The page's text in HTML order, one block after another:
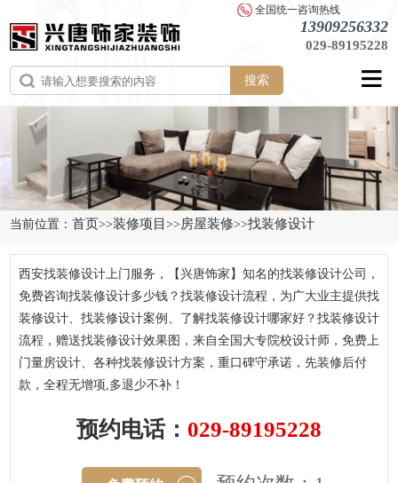
全国统一咨询热线
13909256332
029-89195228
搜索
当前位置：首页>>装修项目>>房屋装修>>找装修设计
西安找装修设计上门服务，【兴唐饰家】知名的找装修设计公司，
免费咨询找装修设计多少钱？找装修设计流程，为广大业主提供找
装修设计、找装修设计案例、了解找装修设计哪家好？找装修设计
流程，赠送找装修设计效果图，来自全国大专院校设计师，免费上
门量房设计、各种找装修设计方案，重口碑守承诺，先装修后付
款，全程无增项,多退少不补！
预约电话： 029-89195228